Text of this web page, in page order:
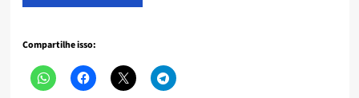
Compartilhe isso: